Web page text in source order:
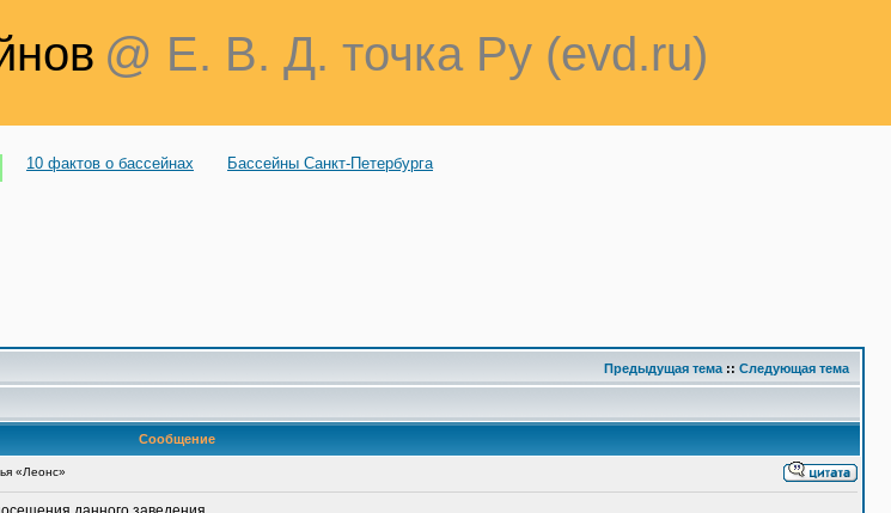
@ Е. В. Д. точка Ру (evd.ru)
10 фактов о бассейнах Бассейны Санкт-Петербурга
Предыдущая тема :: Следующая тема
Сообщение
«Леонс»